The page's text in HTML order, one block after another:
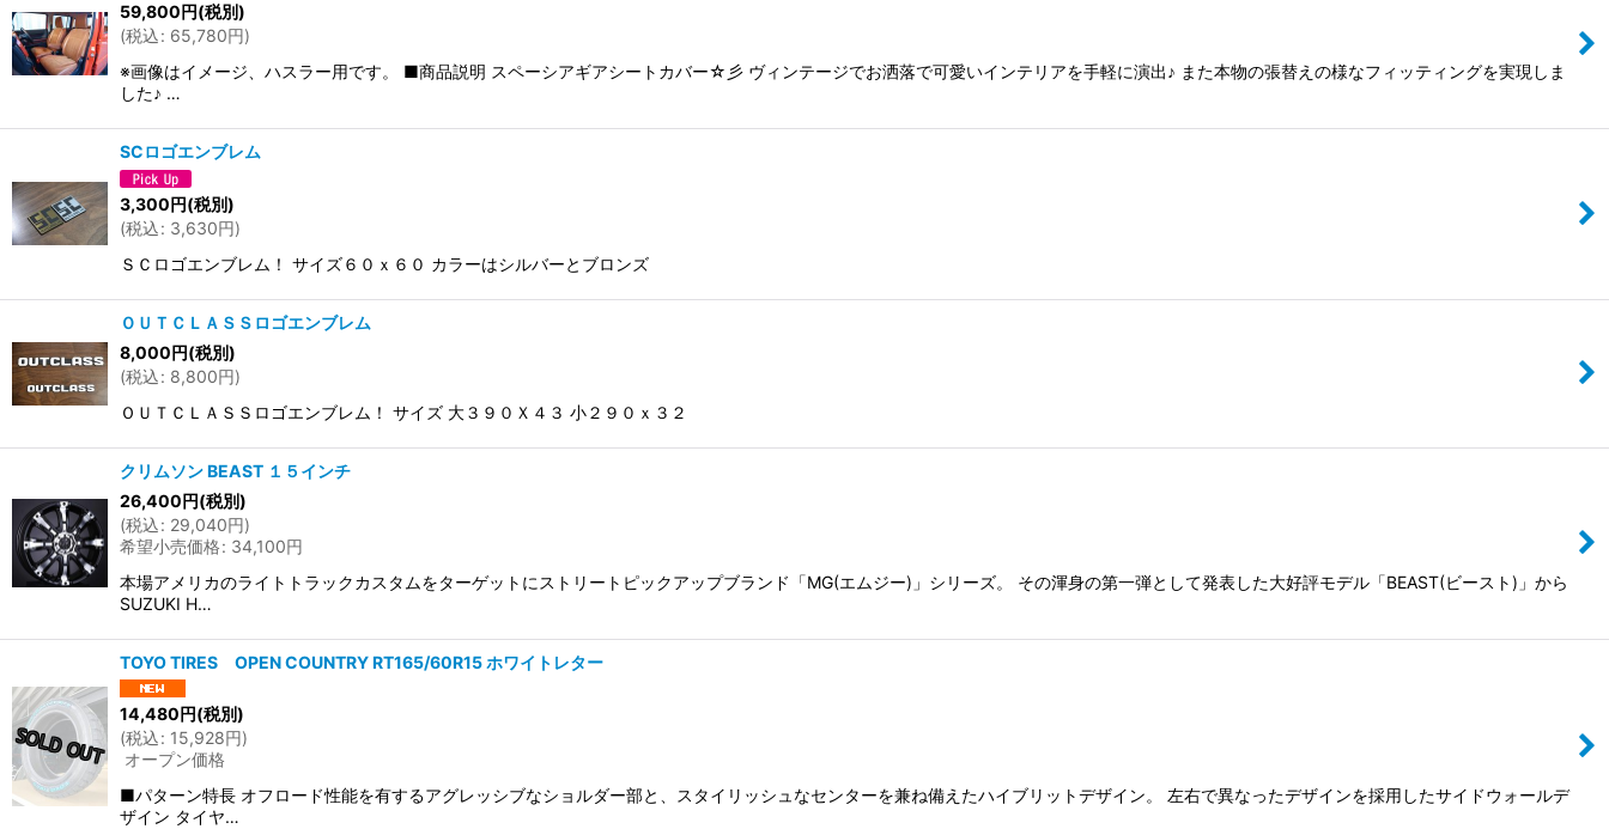
59,800円(税別)
(税込: 65,780円)
※画像はイメージ、ハスラー用です。 ■商品説明 スペーシアギアシートカバー☆彡 ヴィンテージでお洒落で可愛いインテリアを手軽に演出♪ また本物の張替えの様なフィッティングを実現しま
した♪ …
SCロゴエンブレム
3,300円(税別)
(税込: 3,630円)
ＳＣロゴエンブレム！ サイズ６０ｘ６０ カラーはシルバーとブロンズ
ＯＵＴＣＬＡＳＳロゴエンブレム
8,000円(税別)
(税込: 8,800円)
ＯＵＴＣＬＡＳＳロゴエンブレム！ サイズ 大３９０Ｘ４３ 小２９０ｘ３２
クリムソン BEAST １５インチ
26,400円(税別)
(税込: 29,040円)
希望小売価格: 34,100円
本場アメリカのライトトラックカスタムをターゲットにストリートピックアップブランド「MG(エムジー)」シリーズ。 その渾身の第一弾として発表した大好評モデル「BEAST(ビースト)」から
SUZUKI H…
TOYO TIRES OPEN COUNTRY RT165/60R15 ホワイトレター
14,480円(税別)
(税込: 15,928円)
オープン価格
■パターン特長 オフロード性能を有するアグレッシブなショルダー部と、スタイリッシュなセンターを兼ね備えたハイブリットデザイン。 左右で異なったデザインを採用したサイドウォールデ
ザイン タイヤ…